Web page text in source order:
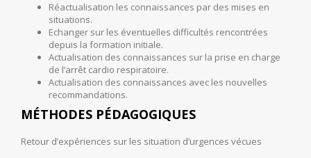
Réactualisation les connaissances par des mises en
situations.
Echanger sur les éventuelles difficultés rencontrées
depuis la formation initiale.
Actualisation des connaissances sur la prise en charge
de l’arrêt cardio respiratoire.
Actualisation des connaissances avec les nouvelles
recommandations.
MÉTHODES PÉDAGOGIQUES
Retour d’expériences sur les situation d’urgences vécues